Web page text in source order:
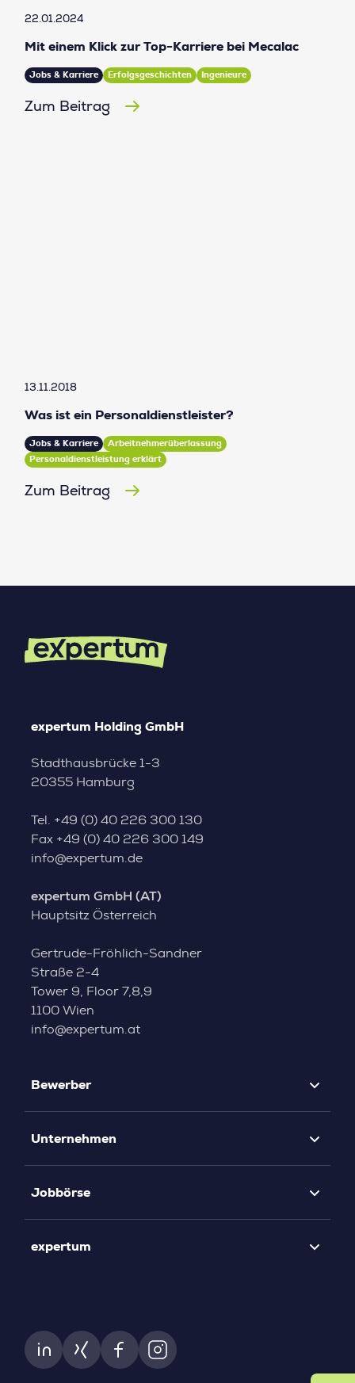
22.01.2024
Mit einem Klick zur Top-Karriere bei Mecalac
Jobs & Karriere Erfolgsgeschichten Ingenieure
Zum Beitrag
13.11.2018
Was ist ein Personaldienstleister?
Jobs & Karriere
Arbeitnehmerüberlassung
Personaldienstleistung erklärt
Zum Beitrag
expertum Holding GmbH
Stadthausbrücke 1-3
20355 Hamburg
Tel. +49 (0) 40 226 300 130
Fax +49 (0) 40 226 300 149
info@expertum.de
expertum GmbH (AT)
Hauptsitz Österreich
Gertrude-Fröhlich-Sandner
Straße 2-4
Tower 9, Floor 7,8,9
1100 Wien
info@expertum.at
Bewerber
Unternehmen
Jobbörse
expertum